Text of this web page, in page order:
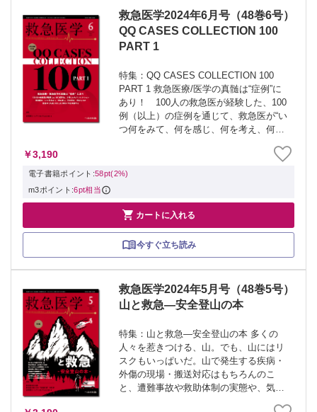
救急医学2024年6月号（48巻6号）
QQ CASES COLLECTION 100
PART 1
特集：QQ CASES COLLECTION 100
PART 1 救急医療/医学の真髄は“症例”に
あり！ 100人の救急医が経験した、100
例（以上）の症例を通じて、救急医が“い
つ何をみて、何を感じ、何を考え、何を
救急症例集。今号は特集PART １として
50人...
￥3,190
電子書籍ポイント:58pt(2%)
m3ポイント:6pt相当
 カートに入れる
今すぐ立ち読み
救急医学2024年5月号（48巻5号）
山と救急―安全登山の本
特集：山と救急―安全登山の本 多くの
人々を惹きつける、山。でも、山にはリ
スクもいっぱいだ。山で発生する疾病・
外傷の現場・搬送対応はもちろんのこ
と、遭難事故や救助体制の実態や、気